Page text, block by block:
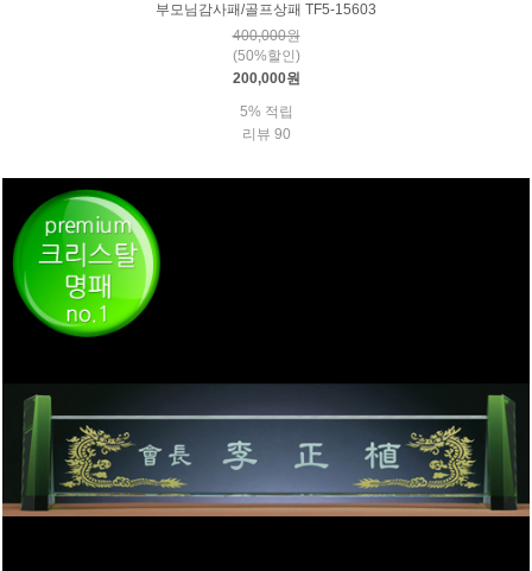
부모님감사패/골프상패 TF5-15603
400,000원
(50%할인)
200,000원
5% 적립
리뷰 90